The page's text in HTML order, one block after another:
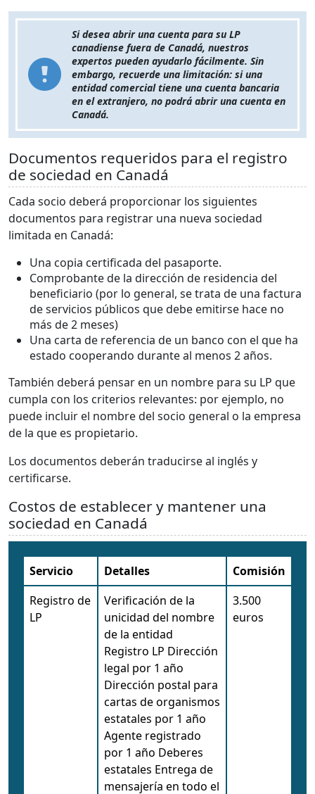
Si desea abrir una cuenta para su LP
canadiense fuera de Canadá, nuestros
expertos pueden ayudarlo fácilmente. Sin
embargo, recuerde una limitación: si una
entidad comercial tiene una cuenta bancaria
en el extranjero, no podrá abrir una cuenta en
Canadá.
Documentos requeridos para el registro
de sociedad en Canadá
Cada socio deberá proporcionar los siguientes
documentos para registrar una nueva sociedad
limitada en Canadá:
Una copia certificada del pasaporte.
Comprobante de la dirección de residencia del
beneficiario (por lo general, se trata de una factura
de servicios públicos que debe emitirse hace no
más de 2 meses)
Una carta de referencia de un banco con el que ha
estado cooperando durante al menos 2 años.
También deberá pensar en un nombre para su LP que
cumpla con los criterios relevantes: por ejemplo, no
puede incluir el nombre del socio general o la empresa
de la que es propietario.
Los documentos deberán traducirse al inglés y
certificarse.
Costos de establecer y mantener una
sociedad en Canadá
Servicio Detalles
Comisión
Registro de
LP
Verificación de la
unicidad del nombre
de la entidad
Registro LP Dirección
legal por 1 año
Dirección postal para
cartas de organismos
estatales por 1 año
Agente registrado
por 1 año Deberes
estatales Entrega de
mensajería en todo el
3.500
euros